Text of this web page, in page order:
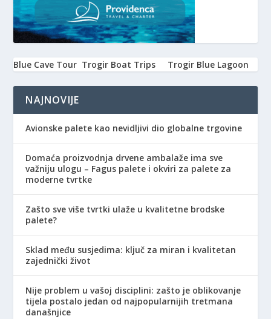
Blue Cave Tour Trogir Boat Trips Trogir Blue Lagoon
NAJNOVIJE
Avionske palete kao nevidljivi dio globalne trgovine
Domaća proizvodnja drvene ambalaže ima sve
važniju ulogu – Fagus palete i okviri za palete za
moderne tvrtke
Zašto sve više tvrtki ulaže u kvalitetne brodske
palete?
Sklad među susjedima: ključ za miran i kvalitetan
zajednički život
Nije problem u vašoj disciplini: zašto je oblikovanje
tijela postalo jedan od najpopularnijih tretmana
današnjice